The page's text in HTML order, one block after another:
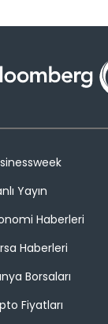
Yayın
Haberleri
Haberleri
Borsaları
Fiyatları